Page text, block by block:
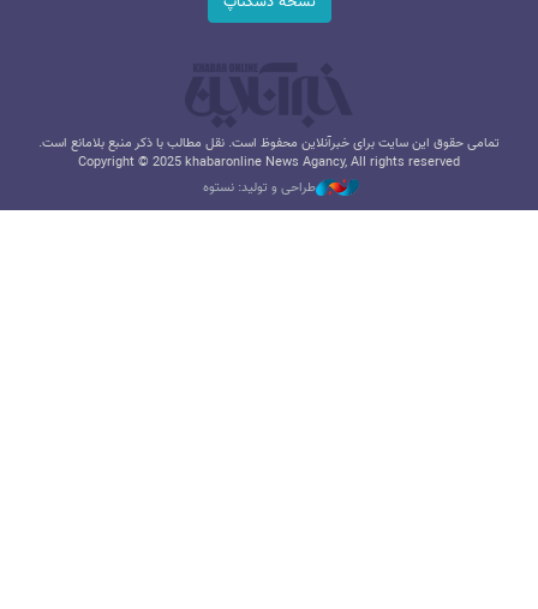
تمامی حقوق این سایت برای خبرآنلاین محفوظ است. نقل مطالب با ذکر منبع بلامانع است.
Copyright © 2025 khabaronline News Agancy, All rights reserved
طراحی و تولید: نستوه